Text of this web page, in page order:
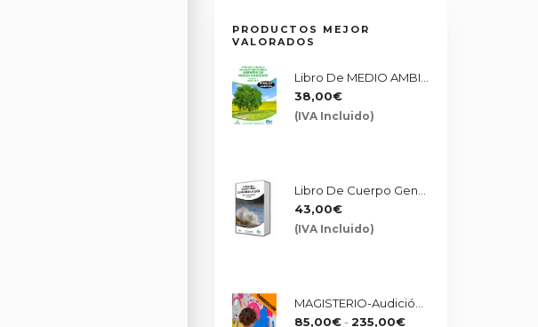
PRODUCTOS MEJOR
VALORADOS
38,00€
(IVA Incluido)
43,00€
(IVA Incluido)
85,00€ - 235,00€Rango